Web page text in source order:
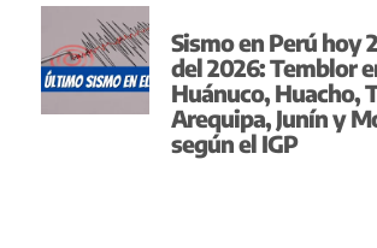
Sismo en Perú hoy
del 2026: Temblor
Huánuco, Huacho,
Arequipa, Junín y
según el IGP